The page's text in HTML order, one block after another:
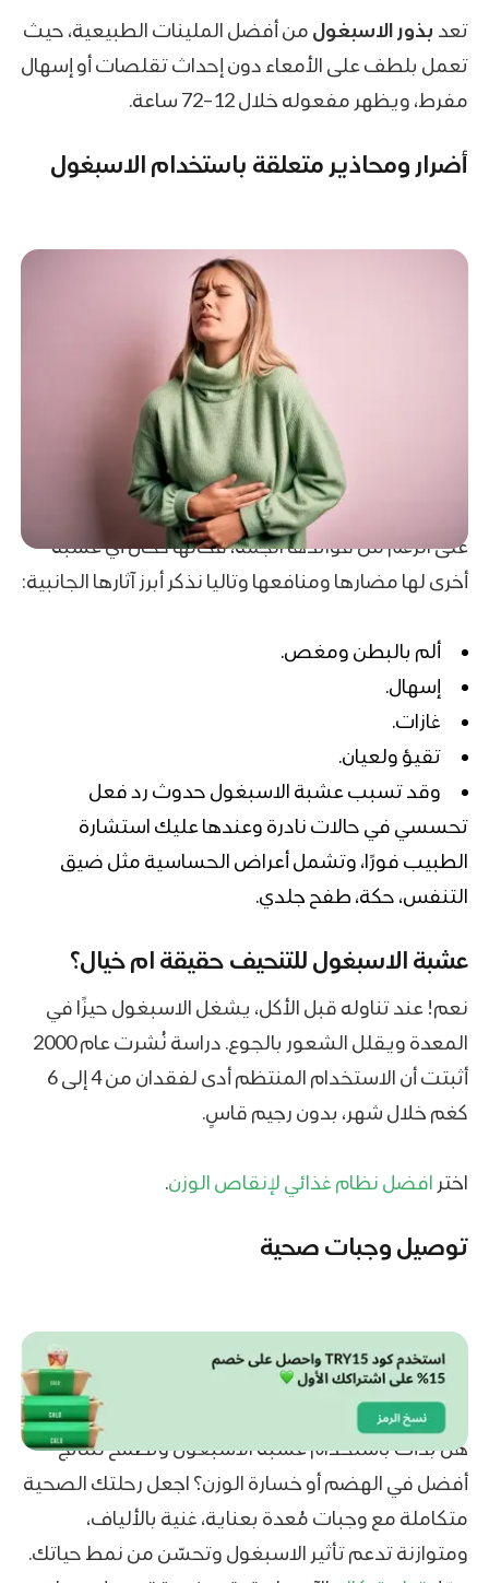
تعد بذور الاسبغول من أفضل الملينات الطبيعية، حيث
تعمل بلطف على الأمعاء دون إحداث تقلصات أو إسهال
مفرط، ويظهر مفعوله خلال 12–72 ساعة.
أضرار ومحاذير متعلقة باستخدام الاسبغول
على الرغم من فوائدها الجمة، فحالها كحال أي عشبة
أخرى لها مضارها ومنافعها وتاليا نذكر أبرز آثارها الجانبية:
ألم بالبطن ومغص.
إسهال.
غازات.
تقيؤ ولعيان.
وقد تسبب عشبة الاسبغول حدوث رد فعل
تحسسي في حالات نادرة وعندها عليك استشارة
الطبيب فورًا، وتشمل أعراض الحساسية مثل ضيق
التنفس، حكة، طفح جلدي.
عشبة الاسبغول للتنحيف حقيقة ام خيال؟
نعم! عند تناوله قبل الأكل، يشغل الاسبغول حيزًا في
المعدة ويقلل الشعور بالجوع. دراسة نُشرت عام 2000
أثبتت أن الاستخدام المنتظم أدى لفقدان من 4 إلى 6
كغم خلال شهر، بدون رجيم قاسٍ.
اختر افضل نظام غذائي لإنقاص الوزن.
توصيل وجبات صحية
هل بدأت باستخدام عشبة الاسبغول وتطمح لنتائج
أفضل في الهضم أو خسارة الوزن؟ اجعل رحلتك الصحية
متكاملة مع وجبات مُعدة بعناية، غنية بالألياف،
ومتوازنة تدعم تأثير الاسبغول وتحسّن من نمط حياتك.